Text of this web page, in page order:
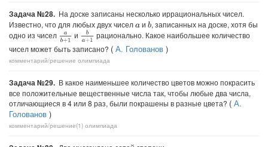
Задача №28. На доске записаны несколько иррациональных чисел.
Известно, что для любых двух чиселaи b, записанных на доске, хотя бы
одно из чисел ab+1и ba+1рационально. Какое наибольшее количество
чисел может быть записано? ( А. Голованов )
комментарий/решение олимпиада
Задача №29. В какое наименьшее количество цветов можно покрасить
все положительные вещественные числа так, чтобы любые два числа,
отличающиеся в 4 или 8 раз, были покрашены в разные цвета? ( А.
Голованов )
комментарий/решение(1) олимпиада